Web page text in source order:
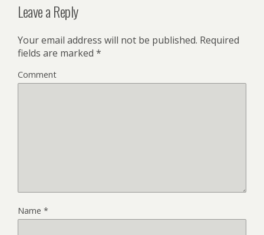
Leave a Reply
Your email address will not be published. Required
fields are marked *
Comment
Name *